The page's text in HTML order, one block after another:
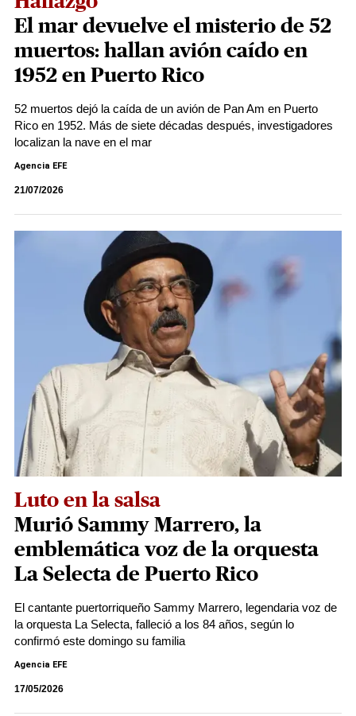
El mar devuelve el misterio de 52
muertos: hallan avión caído en
1952 en Puerto Rico
52 muertos dejó la caída de un avión de Pan Am en Puerto
Rico en 1952. Más de siete décadas después, investigadores
localizan la nave en el mar
Agencia EFE
21/07/2026
Luto en la salsa
Murió Sammy Marrero, la
emblemática voz de la orquesta
La Selecta de Puerto Rico
El cantante puertorriqueño Sammy Marrero, legendaria voz de
la orquesta La Selecta, falleció a los 84 años, según lo
confirmó este domingo su familia
Agencia EFE
17/05/2026